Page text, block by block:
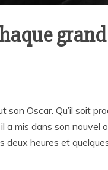
son Oscar. Qu’il soit
a mis dans son nouvel
heures et